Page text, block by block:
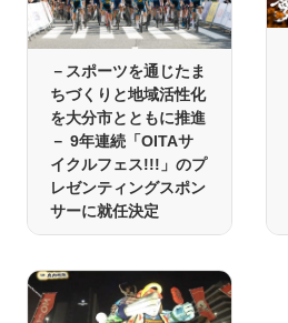
－スポーツを通じたま
ちづくりと地域活性化
を大分市とともに推進
－ 9年連続「OITAサ
イクルフェス!!!」のプ
レゼンティングスポン
サーに就任決定